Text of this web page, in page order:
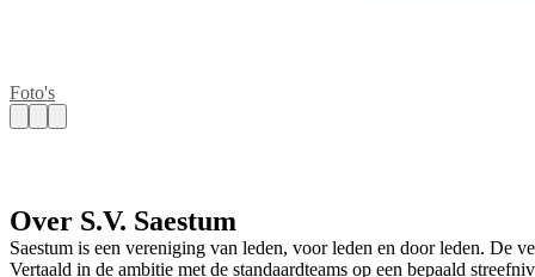
Foto's
Over S.V. Saestum
Saestum is een vereniging van leden, voor leden en door leden.
Vertaald in de ambitie met de standaardteams op een bepaald